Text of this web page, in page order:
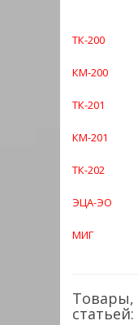
ТК-200
КМ-200
ТК-201
КМ-201
ТК-202
ЭЦА-ЭО
МИГ
Товары,
статьей: